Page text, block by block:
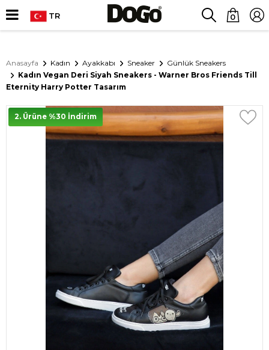
TR 0
Anasayfa Kadın Ayakkabı Sneaker
Günlük Sneakers
Kadın Vegan Deri Siyah Sneakers - Warner Bros Friends Till
Eternity Harry Potter Tasarım
2. Ürüne %30 İndirim